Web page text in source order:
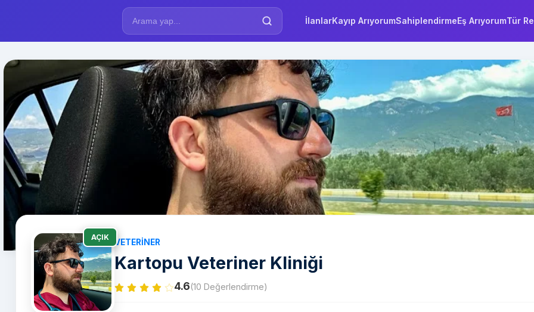
İlanlarKayıp ArıyorumSahiplendirmeEş ArıyorumTür
AÇIK
VETERINER
Kartopu Veteriner Kliniği
4.6(10 Değerlendirme)